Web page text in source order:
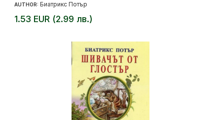
AUTHOR: Биатрикс Потър
1.53 EUR (2.99 лв.)